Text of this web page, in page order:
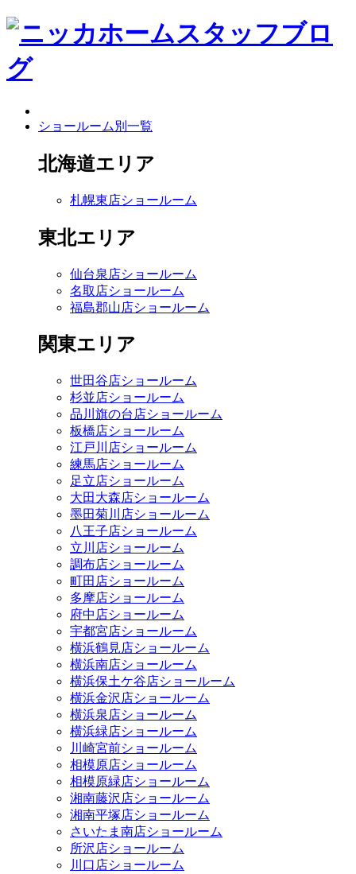
ショールーム別一覧
北海道エリア
札幌東店ショールーム
東北エリア
仙台泉店ショールーム
名取店ショールーム
福島郡山店ショールーム
関東エリア
世田谷店ショールーム
杉並店ショールーム
品川旗の台店ショールーム
板橋店ショールーム
江戸川店ショールーム
練馬店ショールーム
足立店ショールーム
大田大森店ショールーム
墨田菊川店ショールーム
八王子店ショールーム
立川店ショールーム
調布店ショールーム
町田店ショールーム
多摩店ショールーム
府中店ショールーム
宇都宮店ショールーム
横浜鶴見店ショールーム
横浜南店ショールーム
横浜保土ケ谷店ショールーム
横浜金沢店ショールーム
横浜泉店ショールーム
横浜緑店ショールーム
川崎宮前ショールーム
相模原店ショールーム
相模原緑店ショールーム
湘南藤沢店ショールーム
湘南平塚店ショールーム
さいたま南店ショールーム
所沢店ショールーム
川口店ショールーム